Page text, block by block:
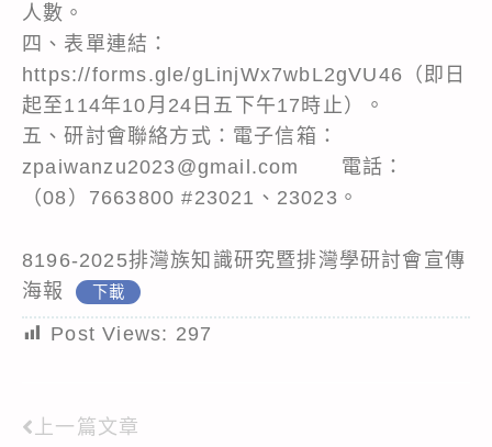
人數。
四、表單連結：
https://forms.gle/gLinjWx7wbL2gVU46（即日
起至114年10月24日五下午17時止）。
五、研討會聯絡方式：電子信箱：
zpaiwanzu2023@gmail.com 電話：
（08）7663800 #23021、23023。
8196-2025排灣族知識研究暨排灣學研討會宣傳
海報
下載
Post Views: 297
Read
上一篇文章